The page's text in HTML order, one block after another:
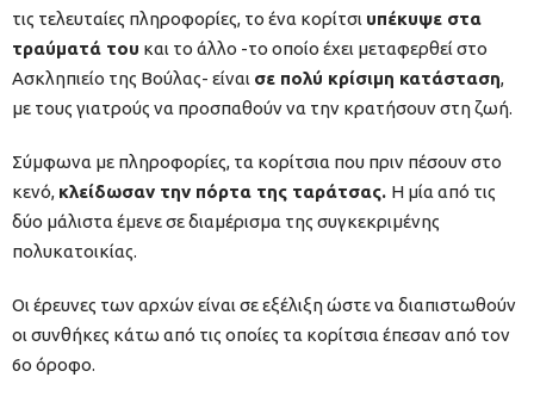
τις τελευταίες πληροφορίες, το ένα κορίτσι υπέκυψε στα
τραύματά του και το άλλο -το οποίο έχει μεταφερθεί στο
Ασκληπιείο της Βούλας- είναι σε πολύ κρίσιμη κατάσταση,
με τους γιατρούς να προσπαθούν να την κρατήσουν στη ζωή.
Σύμφωνα με πληροφορίες, τα κορίτσια που πριν πέσουν στο
κενό, κλείδωσαν την πόρτα της ταράτσας. Η μία από τις
δύο μάλιστα έμενε σε διαμέρισμα της συγκεκριμένης
πολυκατοικίας.
Οι έρευνες των αρχών είναι σε εξέλιξη ώστε να διαπιστωθούν
οι συνθήκες κάτω από τις οποίες τα κορίτσια έπεσαν από τον
6ο όροφο.